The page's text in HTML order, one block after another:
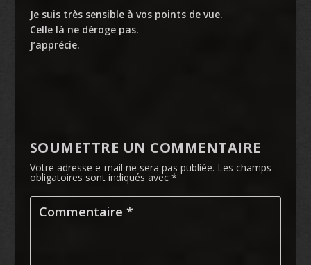
Je suis très sensible à vos points de vue.
Celle là ne déroge pas.
J’apprécie.
SOUMETTRE UN COMMENTAIRE
Votre adresse e-mail ne sera pas publiée. Les champs
obligatoires sont indiqués avec *